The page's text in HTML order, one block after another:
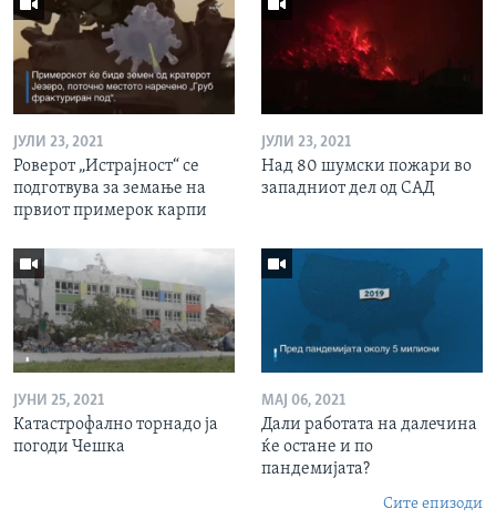
ЈУЛИ 23, 2021
Роверот „Истрајност“ се
подготвува за земање на
првиот примерок карпи
ЈУЛИ 23, 2021
Над 80 шумски пожари во
западниот дел од САД
ЈУНИ 25, 2021
Катастрофално торнадо ја
погоди Чешка
МАЈ 06, 2021
Дали работата на далечина
ќе остане и по
пандемијата?
Сите епизоди